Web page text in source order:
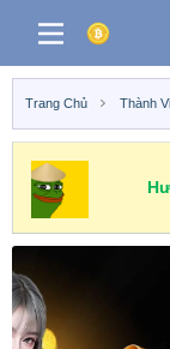
Trang Chủ Thành